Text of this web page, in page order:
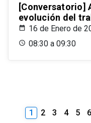
[Conversatorio]
evolución del
16 de Enero de
08:30 a 09:30
1 2 3 4 5 6